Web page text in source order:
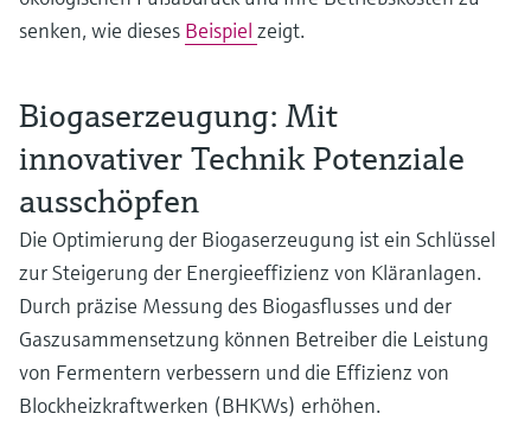
senken, wie dieses Beispiel zeigt.
Biogaserzeugung: Mit
innovativer Technik Potenziale
ausschöpfen
Die Optimierung der Biogaserzeugung ist ein Schlüssel
zur Steigerung der Energieeffizienz von Kläranlagen.
Durch präzise Messung des Biogasflusses und der
Gaszusammensetzung können Betreiber die Leistung
von Fermentern verbessern und die Effizienz von
Blockheizkraftwerken (BHKWs) erhöhen.